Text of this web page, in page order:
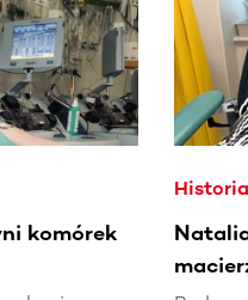
komórek